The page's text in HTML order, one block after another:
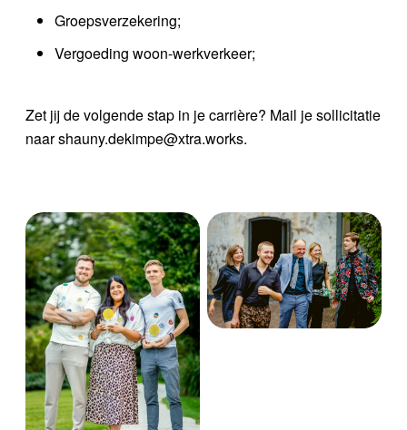
Groepsverzekering;
Vergoeding woon-werkverkeer;
Zet jij de volgende stap in je carrière? Mail je sollicitatie
naar shauny.dekimpe@xtra.works.